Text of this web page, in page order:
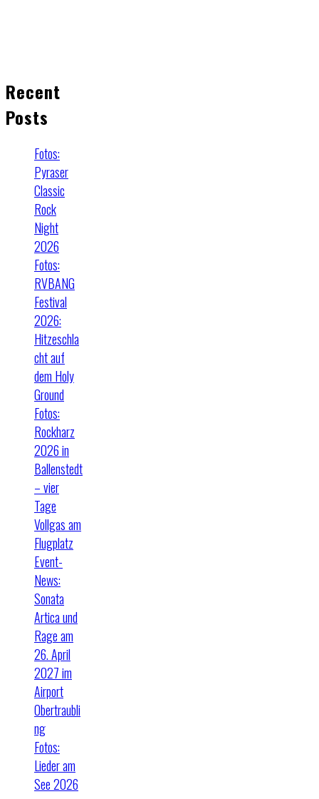
Recent
Posts
Fotos:
Pyraser
Classic
Rock
Night
2026
Fotos:
RVBANG
Festival
2026:
Hitzeschla
cht auf
dem Holy
Ground
Fotos:
Rockharz
2026 in
Ballenstedt
– vier
Tage
Vollgas am
Flugplatz
Event-
News:
Sonata
Artica und
Rage am
26. April
2027 im
Airport
Obertraubli
ng
Fotos:
Lieder am
See 2026